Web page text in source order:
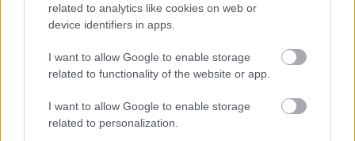
related to analytics like cookies on web or
device identifiers in apps.
I want to allow Google to enable storage
related to functionality of the website or app.
I want to allow Google to enable storage
related to personalization.